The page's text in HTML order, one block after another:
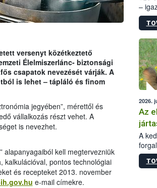
versenyt közétkeztető
Élelmiszerlánc- biztonsági
csapatok nevezését várják. A
is lehet – tápláló és finom
jegyében”, mérettől és
vállalkozás részt vehet. A
is nevezhet.
alapanyagaiból kell megtervezniük
kalkulációval, pontos technológiai
és recepteket 2013. november
e-mail címekre.
–
15.
2026.
Az
A